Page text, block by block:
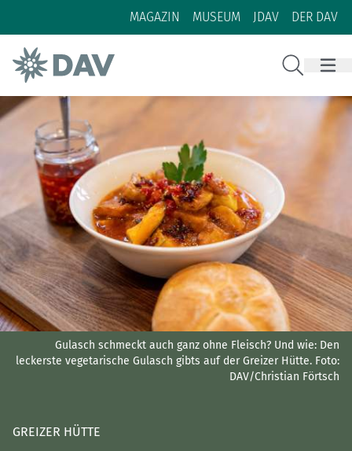
Zum Inhalt
Zur Footer-Navigation
MAGAZIN MUSEUM JDAV DER DAV
Gulasch schmeckt auch ganz ohne Fleisch? Und wie: Den
leckerste vegetarische Gulasch gibts auf der Greizer Hütte. Foto:
DAV/Christian Förtsch
GREIZER HÜTTE